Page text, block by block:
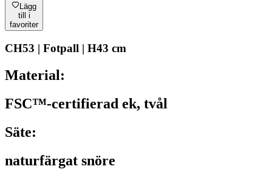
Lägg
till i
favoriter
CH53 | Fotpall | H43 cm
Material:
FSC™-certifierad ek, tvål
Säte:
naturfärgat snöre